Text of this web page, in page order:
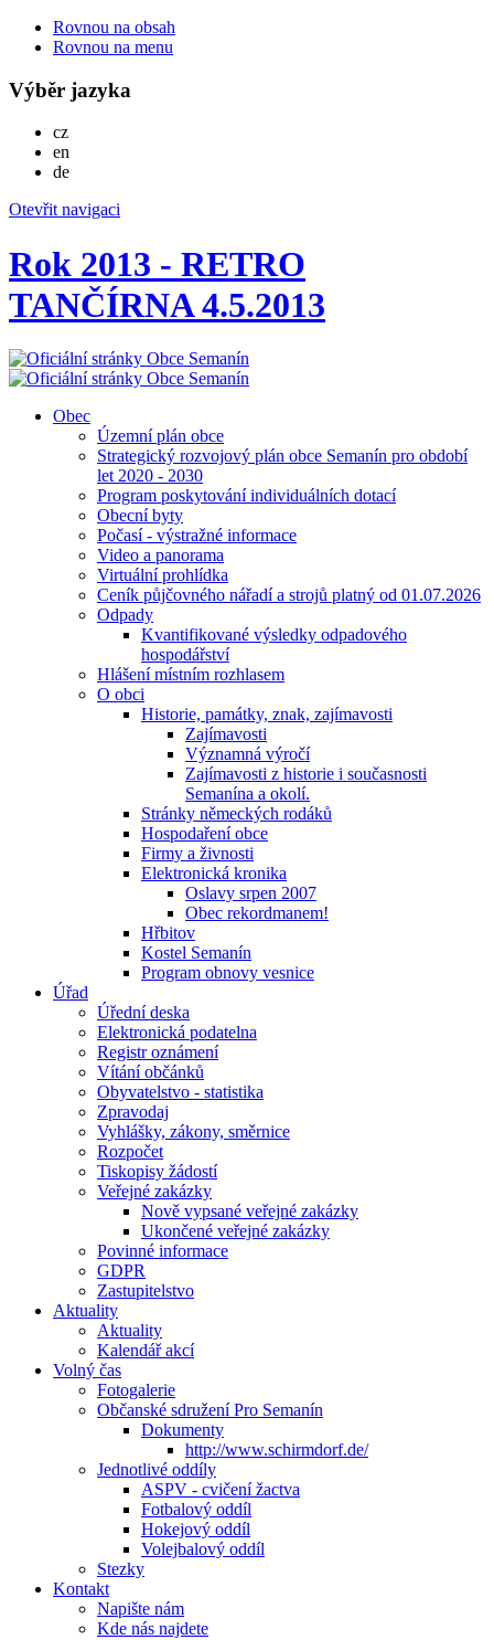
Rovnou na obsah
Rovnou na menu
Výběr jazyka
czČesky
en
deDeutsch
Otevřit navigaci
Rok 2013 - RETRO
TANČÍRNA 4.5.2013
Obec
Územní plán obce
Strategický rozvojový plán obce Semanín pro období
let 2020 - 2030
Program poskytování individuálních dotací
Obecní byty
Počasí - výstražné informace
Video a panorama
Virtuální prohlídka
Ceník půjčovného nářadí a strojů platný od 01.07.2026
Odpady
Kvantifikované výsledky odpadového
hospodářství
Hlášení místním rozhlasem
O obci
Historie, památky, znak, zajímavosti
Zajímavosti
Významná výročí
Zajímavosti z historie i současnosti
Semanína a okolí.
Stránky německých rodáků
Hospodaření obce
Firmy a živnosti
Elektronická kronika
Oslavy srpen 2007
Obec rekordmanem!
Hřbitov
Kostel Semanín
Program obnovy vesnice
Úřad
Úřední deska
Elektronická podatelna
Registr oznámení
Vítání občánků
Obyvatelstvo - statistika
Zpravodaj
Vyhlášky, zákony, směrnice
Rozpočet
Tiskopisy žádostí
Veřejné zakázky
Nově vypsané veřejné zakázky
Ukončené veřejné zakázky
Povinné informace
GDPR
Zastupitelstvo
Aktuality
Aktuality
Kalendář akcí
Volný čas
Fotogalerie
Občanské sdružení Pro Semanín
Dokumenty
http://www.schirmdorf.de/
Jednotlivé oddíly
ASPV - cvičení žactva
Fotbalový oddíl
Hokejový oddíl
Volejbalový oddíl
Stezky
Kontakt
Napište nám
Kde nás najdete